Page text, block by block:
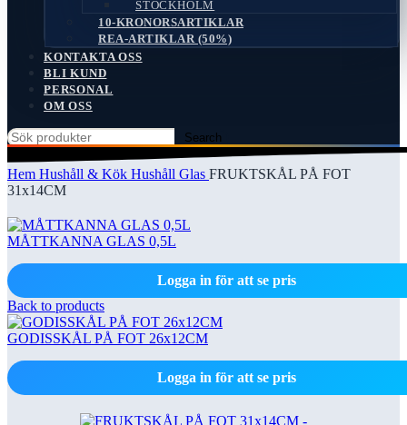
STOCKHOLM
10-KRONORSARTIKLAR
REA-ARTIKLAR (50%)
KONTAKTA OSS
BLI KUND
PERSONAL
OM OSS
Search
Hem Hushåll & Kök Hushåll Glas FRUKTSKÅL PÅ FOT
31x14CM
MÅTTKANNA GLAS 0,5L
Logga in för att se pris
Back to products
GODISSKÅL PÅ FOT 26x12CM
Logga in för att se pris